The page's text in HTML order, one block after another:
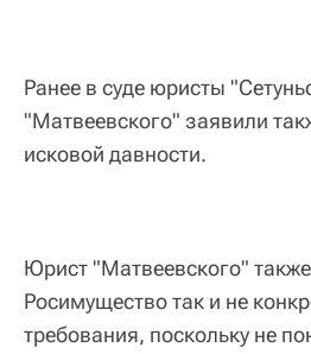
Ранее в суде юристы
"Матвеевского" заявили
исковой давности.
Юрист "Матвеевского"
Росимущество так и не
требования, поскольку не